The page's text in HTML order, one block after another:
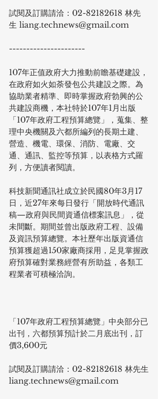
試閱及訂購請洽：02-82182618 林先
生 liang.technews@gmail.com
----------------------
107年正值政府大力推動前瞻基礎建設，
在政府如火如荼發包公共建設之際。為
協助業者精準、即時掌握政府勃興的公
共建設商機，本社特於107年1月出版
「107年政府工程預算總覽」，蒐集、整
理中央機關及六都所編列的長期土建、
營造、機電、環保、消防、電廠、交
通、通訊、監控等預算，以表格方式羅
列，方便讀者閱讀。
科技新聞通訊社成立於民國80年3月17
日，近27年來每日發行「開放時代通訊
稿—政府與民間資通信標案訊息」，從
未間斷。期間並曾出版政府工程、設備
及資訊預算總覽。本社歷年出版資通信
預算獲超過150家廠商採用，足見掌握政
府預算確對業務經營有所助益，各類工
程業者可積極洽詢。
「107年政府工程預算總覽」中央部分已
出刊，六都預算預計於二月底出刊，訂
價3,600元
試閱及訂購請洽：02-82182618 林先生
liang.technews@gmail.com